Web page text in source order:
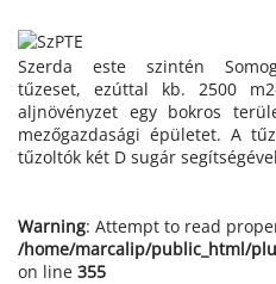
Szerda este szintén
tűzeset, ezúttal kb. 2500
aljnövényzet egy bokros
mezőgazdasági épületet. A
tűzoltók két D sugár
Warning: Attempt to read
/home/marcalip/public_html/
on line 355